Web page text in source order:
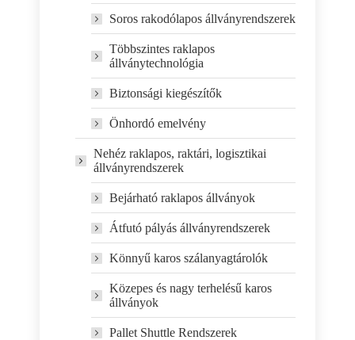
Soros rakodólapos állványrendszerek
Többszintes raklapos
állványtechnológia
Biztonsági kiegészítők
Önhordó emelvény
Nehéz raklapos, raktári, logisztikai
állványrendszerek
Bejárható raklapos állványok
Átfutó pályás állványrendszerek
Könnyű karos szálanyagtárolók
Közepes és nagy terhelésű karos
állványok
Pallet Shuttle Rendszerek